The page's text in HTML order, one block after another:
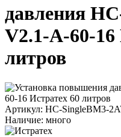
давления
V2.1-A-60-16
литров
Артикул: HC-SingleBM3-
Наличие: много